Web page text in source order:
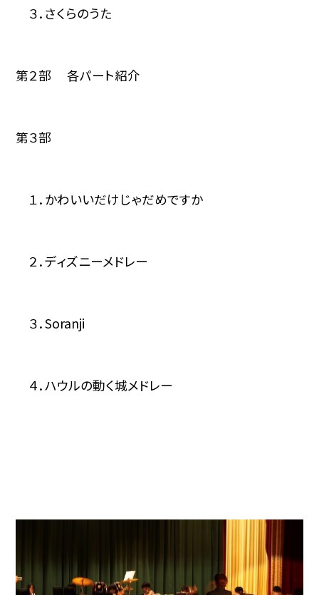
３．さくらのうた
第２部 各パート紹介
第３部
１．かわいいだけじゃだめですか
２．ディズニーメドレー
３．Soranji
４．ハウルの動く城メドレー